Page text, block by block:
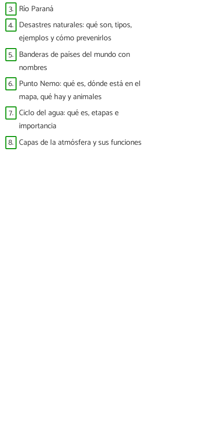
3. Río Paraná
4. Desastres naturales: qué son, tipos,
ejemplos y cómo prevenirlos
5. Banderas de países del mundo con
nombres
6. Punto Nemo: qué es, dónde está en el
mapa, qué hay y animales
7. Ciclo del agua: qué es, etapas e
importancia
8. Capas de la atmósfera y sus funciones